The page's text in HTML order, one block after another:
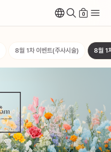
0
8월 1차 이벤트(주사시술) 8월 1